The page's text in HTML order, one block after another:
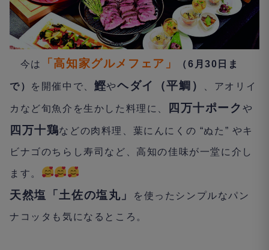
今は 「高知家グルメフェア」 （6 月30 日ま
で） を開催中で、 鰹やヘダイ（平鯛） 、アオリイ
カなど旬魚介を生かした料理に、 四万十ポーク や
四万十鶏などの肉料理、葉にんにくの “ぬた” やキ
ビナゴのちらし寿司など、高知の佳味が一堂に介し
ます。
天然塩「土佐の塩丸」 を使ったシンプルなパン
ナコッタも気になるところ。